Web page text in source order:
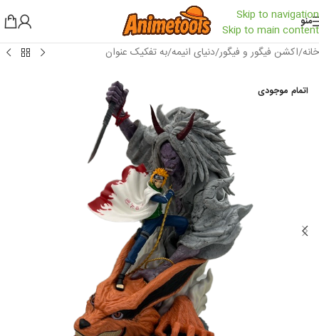
Skip to navigation
Skip to main content
منو
خانه/اکشن فیگور و فیگور/دنیای انیمه/به تفکیک عنوان
اتمام موجودی